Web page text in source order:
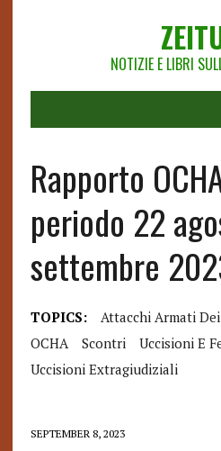
NOTIZIE E LIBRI
Rapporto
periodo 22
settembre
TOPICS: Attacchi Armati
OCHA
Scontri
Uccisioni E
Uccisioni Extragiudiziali
SEPTEMBER 8, 2023